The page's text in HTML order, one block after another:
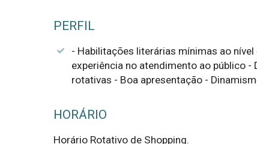
PERFIL
- Habilitações literárias mínimas ao
experiência no atendimento ao público
rotativas - Boa apresentação -
HORÁRIO
Horário Rotativo de Shopping.